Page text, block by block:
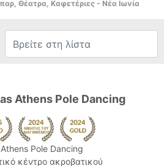
Θέατρα, Καφετέριες - Νέα Ιωνία
Athens Pole Dancing
Pole Dancing
κέντρο ακροβατικού